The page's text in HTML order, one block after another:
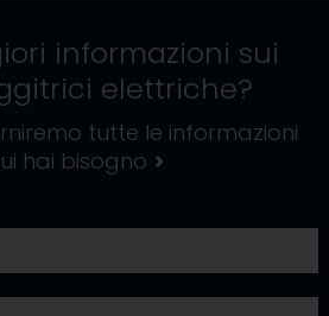
informazioni sui
elettriche?
tutte le informazioni
hai bisogno >